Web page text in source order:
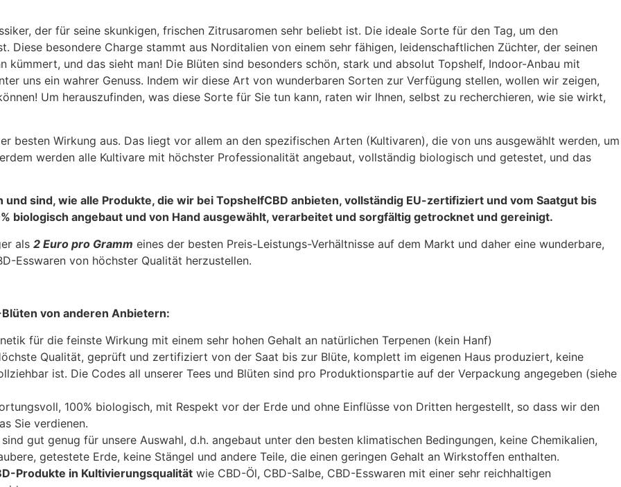
der für seine skunkigen, frischen Zitrusaromen sehr beliebt ist. Die ideale Sorte für den Tag, um den
Diese besondere Charge stammt aus Norditalien von einem sehr fähigen, leidenschaftlichen Züchter, der seinen
und das sieht man! Die Blüten sind besonders schön, stark und absolut Topshelf, Indoor-Anbau mit
uns ein wahrer Genuss. Indem wir diese Art von wunderbaren Sorten zur Verfügung stellen, wollen wir zeigen,
Um herauszufinden, was diese Sorte für Sie tun kann, raten wir Ihnen, selbst zu recherchieren, wie sie wirkt,
besten Wirkung aus. Das liegt vor allem an den spezifischen Arten (Kultivaren), die von uns ausgewählt werden, um
werden alle Kultivare mit höchster Professionalität angebaut, vollständig biologisch und getestet, und das
sind, wie alle Produkte, die wir bei TopshelfCBD anbieten, vollständig EU-zertifiziert und vom Saatgut bis
biologisch angebaut und von Hand ausgewählt, verarbeitet und sorgfältig getrocknet und gereinigt.
als 2 Euro pro Gramm eines der besten Preis-Leistungs-Verhältnisse auf dem Markt und daher eine wunderbare,
Esswaren von höchster Qualität herzustellen.
von anderen Anbietern:
für die feinste Wirkung mit einem sehr hohen Gehalt an natürlichen Terpenen (kein Hanf)
Qualität, geprüft und zertifiziert von der Saat bis zur Blüte, komplett im eigenen Haus produziert, keine
ist. Die Codes all unserer Tees und Blüten sind pro Produktionspartie auf der Verpackung angegeben (siehe
100% biologisch, mit Respekt vor der Erde und ohne Einflüsse von Dritten hergestellt, so dass wir den
Sie verdienen.
gut genug für unsere Auswahl, d.h. angebaut unter den besten klimatischen Bedingungen, keine Chemikalien,
getestete Erde, keine Stängel und andere Teile, die einen geringen Gehalt an Wirkstoffen enthalten.
Produkte in Kultivierungsqualität wie CBD-Öl, CBD-Salbe, CBD-Esswaren mit einer sehr reichhaltigen